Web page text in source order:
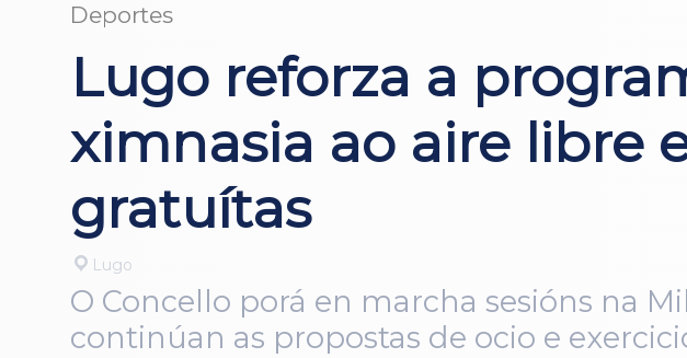
Deportes
Lugo reforza a
ximnasia ao aire libre
gratuítas
Lugo
O Concello porá en marcha sesións na
continúan as propostas de ocio e